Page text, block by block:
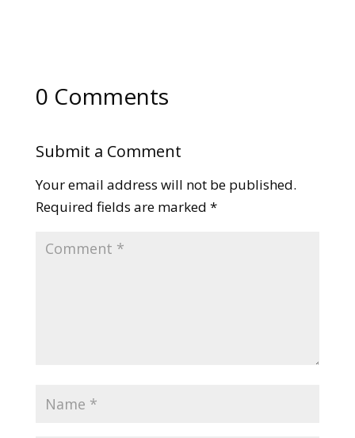
0 Comments
Submit a Comment
Your email address will not be published.
Required fields are marked *